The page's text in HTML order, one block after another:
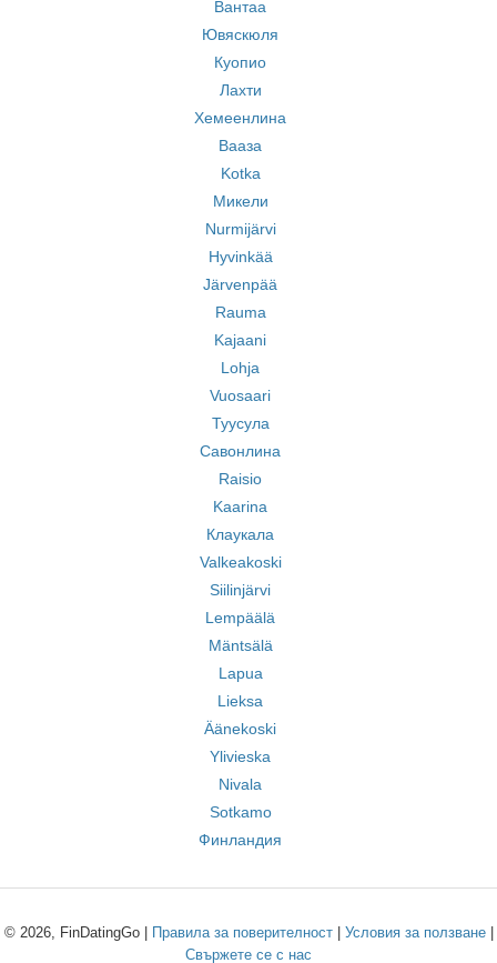
Вантаа
Ювяскюля
Куопио
Лахти
Хемеенлина
Вааза
Kotka
Микели
Nurmijärvi
Hyvinkää
Järvenpää
Rauma
Kajaani
Lohja
Vuosaari
Туусула
Савонлина
Raisio
Kaarina
Клаукала
Valkeakoski
Siilinjärvi
Lempäälä
Mäntsälä
Lapua
Lieksa
Äänekoski
Ylivieska
Nivala
Sotkamo
Финландия
© 2026, FinDatingGo | Правила за поверителност| Условия за ползване|
Свържете се с нас